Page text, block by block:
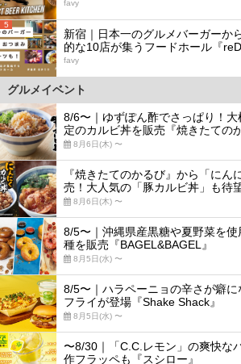
favy
5
新宿｜日本一のグルメバーガーか
的な10店が集うフードホール『
favy
グルメイベント
8/6〜｜ゆずぽん酢でさっぱり！
定のカルビ丼を販売『焼きたての
8月6日(木) 〜
『焼きたてのかるび』から「にん
売！大人気の「豚カルビ丼」も待
8月6日(木) 〜
8/5〜｜沖縄県産黒糖や夏野菜を
種を販売『BAGEL&BAGEL』
8月5日(水) 〜
8/5〜｜ハラペーニョの辛さが癖
フライが登場『Shake Shack』
8月5日(水) 〜
〜8/30｜「C.C.レモン」の爽快な
作フラッペも『スシロー』